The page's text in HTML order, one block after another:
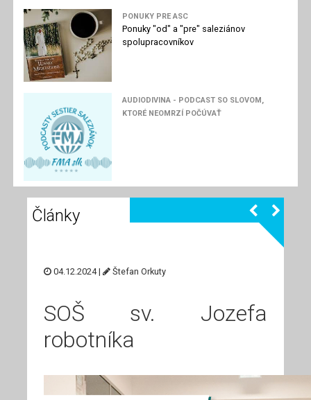
PONUKY PRE ASC
Ponuky "od" a "pre" saleziánov
spolupracovníkov
AUDIODIVINA - PODCAST SO SLOVOM,
KTORÉ NEOMRZÍ POČÚVAŤ
Články
04.12.2024 | Štefan Orkuty
SOŠ sv. Jozefa
robotníka